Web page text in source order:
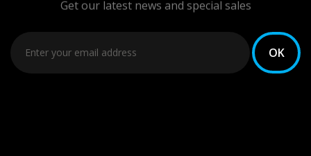
Get our latest news and special sales